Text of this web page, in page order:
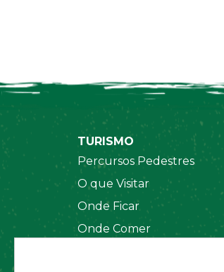
TURISMO
Percursos Pedestres
O que Visitar
Onde Ficar
Onde Comer